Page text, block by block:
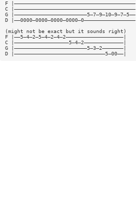
F |————————————————————————————————————————|
C |————————————————————————————————————————|
G |————————————————————————5—7—9—10—9—7—5——|
D |——0000—0000—0000—0000—0—————————————————|
(might not be exact but it sounds right)
F |——5—4—2—5—4—2—4—2———————————————————|
C |——————————————————5—4—2—————————————|
G |————————————————————————5—3—2———————|
D |——————————————————————————————5—00——|